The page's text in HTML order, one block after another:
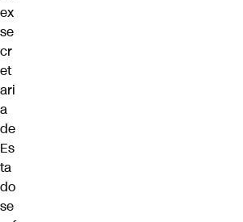
ex
se
cr
et
ari
a
de
Es
ta
do
se